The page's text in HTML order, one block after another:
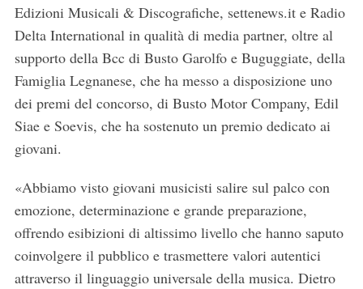
Edizioni Musicali & Discografiche, settenews.it e Radio
Delta International in qualità di media partner, oltre al
supporto della Bcc di Busto Garolfo e Buguggiate, della
Famiglia Legnanese, che ha messo a disposizione uno
dei premi del concorso, di Busto Motor Company, Edil
Siae e Soevis, che ha sostenuto un premio dedicato ai
giovani.
«Abbiamo visto giovani musicisti salire sul palco con
emozione, determinazione e grande preparazione,
offrendo esibizioni di altissimo livello che hanno saputo
coinvolgere il pubblico e trasmettere valori autentici
attraverso il linguaggio universale della musica. Dietro
a
r
h
f
r
: